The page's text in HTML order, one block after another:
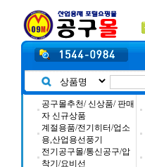
공구몰추천/ 신상품/ 판매
자 신규상품
계절용품/전기히터/업소
용,산업용선풍기
전기공구몰/통신공구/압
착기/요비선